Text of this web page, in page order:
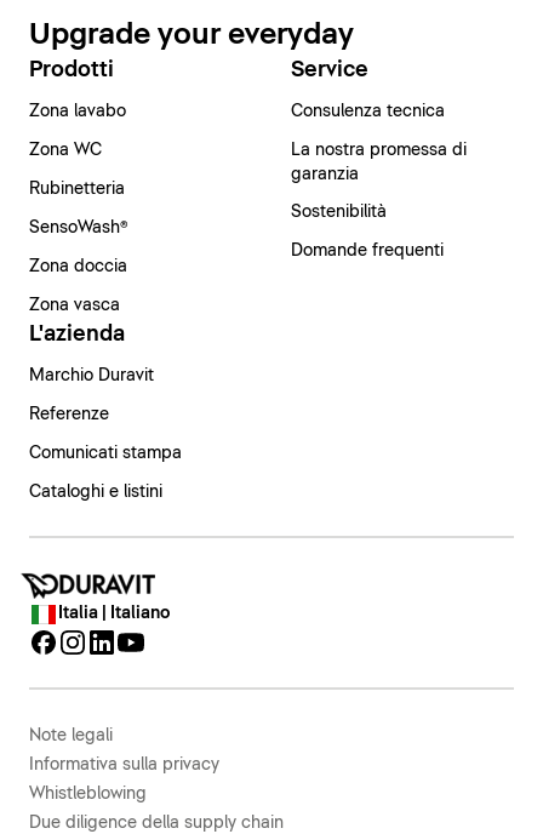
Upgrade your everyday
Prodotti
Zona lavabo
Zona WC
Rubinetteria
SensoWash®
Zona doccia
Zona vasca
Service
Consulenza tecnica
La nostra promessa di
garanzia
Sostenibilità
Domande frequenti
L'azienda
Marchio Duravit
Referenze
Comunicati stampa
Cataloghi e listini
Italia | Italiano
Note legali
Informativa sulla privacy
Whistleblowing
Due diligence della supply chain